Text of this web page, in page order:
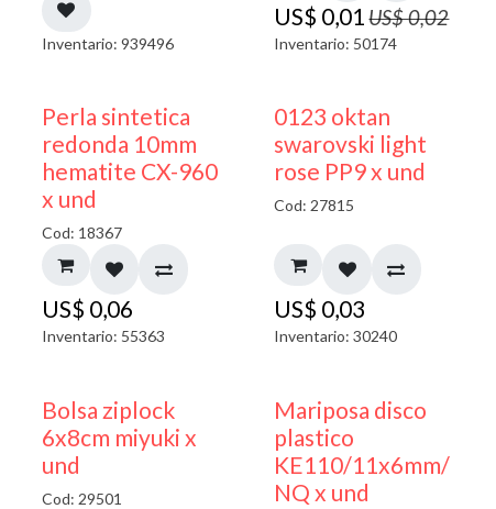
Inventario: 939496
US$ 0,01 US$0,02
Inventario: 50174
Perla sintetica
redonda 10mm
hematite CX-960
x und
Cod: 18367
US$ 0,06
Inventario: 55363
0123 oktan
swarovski light
rose PP9 x und
Cod: 27815
US$ 0,03
Inventario: 30240
¡NUEVO!
Bolsa ziplock
6x8cm miyuki x
und
Cod: 29501
Mariposa disco
plastico
KE110/11x6mm/
NQ x und